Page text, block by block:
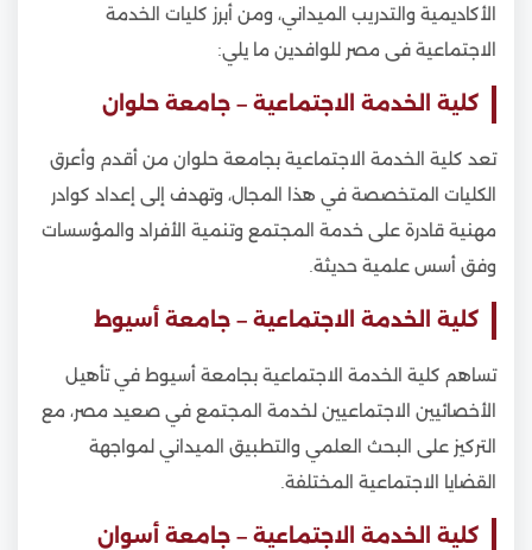
الأكاديمية والتدريب الميداني، ومن أبرز كليات الخدمة
الاجتماعية فى مصر للوافدين ما يلي:
كلية الخدمة الاجتماعية – جامعة حلوان
تعد كلية الخدمة الاجتماعية بجامعة حلوان من أقدم وأعرق
الكليات المتخصصة في هذا المجال، وتهدف إلى إعداد كوادر
مهنية قادرة على خدمة المجتمع وتنمية الأفراد والمؤسسات
وفق أسس علمية حديثة.
كلية الخدمة الاجتماعية – جامعة أسيوط
تساهم كلية الخدمة الاجتماعية بجامعة أسيوط في تأهيل
الأخصائيين الاجتماعيين لخدمة المجتمع في صعيد مصر، مع
التركيز على البحث العلمي والتطبيق الميداني لمواجهة
القضايا الاجتماعية المختلفة.
كلية الخدمة الاجتماعية – جامعة أسوان